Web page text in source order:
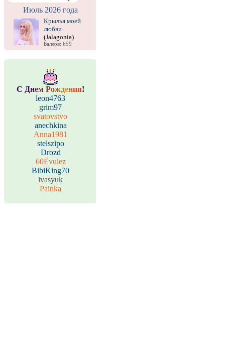
Июль 2026 года
Крылья моей
любви
(Jalagonia)
Баллов: 659
С Днем Рождения!
leon4763
grim97
svatovstvo
anechkina
Anna1981
stelszipo
Drozd
60Evulez
BibiKing70
ivasyuk
Painka